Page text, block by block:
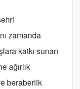
zamanda
katkı sunan
ağırlık
beraberlik